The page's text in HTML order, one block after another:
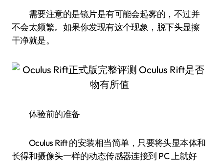
需要注意的是镜片是有可能会起雾的，不过并
不会太频繁。如果你发现有这个现象，脱下头显擦
干净就是。
体验前的准备
Oculus Rift 的安装相当简单，只要将头显本体和
长得和摄像头一样的动态传感器连接到 PC 上就好